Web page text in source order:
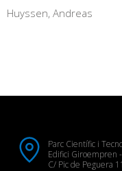
Huyssen, Andreas
Parc Científic i
Edifici Giroempren
C/ Pic de Peguera